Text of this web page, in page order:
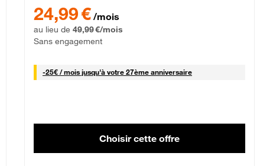
24,99 € /mois
au lieu de 49,99 €/mois
Sans engagement
-25€ / mois25 € par mois
jusqu'à votre 27ème anniversaire
Choisir cette offre